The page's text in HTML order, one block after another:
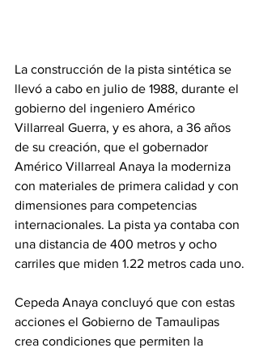
La construcción de la pista sintética se
llevó a cabo en julio de 1988, durante el
gobierno del ingeniero Américo
Villarreal Guerra, y es ahora, a 36 años
de su creación, que el gobernador
Américo Villarreal Anaya la moderniza
con materiales de primera calidad y con
dimensiones para competencias
internacionales. La pista ya contaba con
una distancia de 400 metros y ocho
carriles que miden 1.22 metros cada uno.
Cepeda Anaya concluyó que con estas
acciones el Gobierno de Tamaulipas
crea condiciones que permiten la